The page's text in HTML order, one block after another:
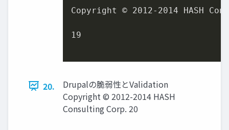
Copyright © 2012- 2014 HASH
19
20.
Drupalの脆弱性とValidation
Copyright © 2012-2014 HASH
Consulting Corp. 20